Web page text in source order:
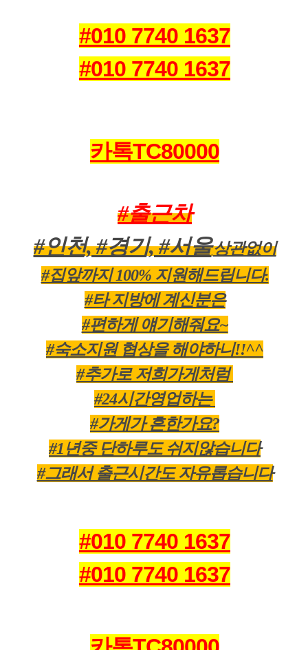
#010 7740 1637
#010 7740 1637
카톡TC80000
#출근차
#인천, #경기, #서울상관없이
#집앞까지 100% 지원해드립니다.
#타 지방에 계신분은
#편하게 얘기해줘요~
#숙소지원 협상을 해야하니!!^^
#추가로 저희가게처럼
#24시간영업하는
#가게가 흔한가요?
#1년중 단하루도 쉬지않습니다
#그래서 출근시간도 자유롭습니다
#010 7740 1637
#010 7740 1637